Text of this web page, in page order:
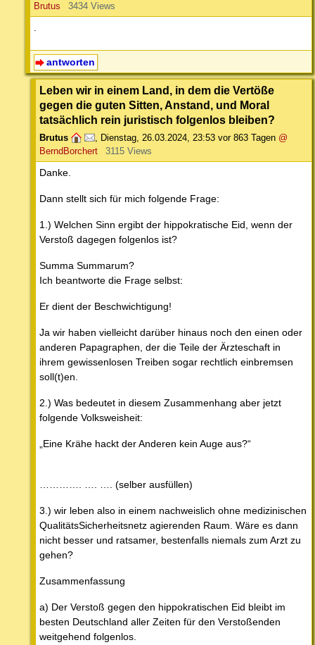
Brutus
3434 Views
.
antworten
Leben wir in einem Land, in dem die Vertöße
gegen die guten Sitten, Anstand, und Moral
tatsächlich rein juristisch folgenlos bleiben?
Brutus , Dienstag, 26.03.2024, 23:53 vor 863 Tagen @
BerndBorchert
3115 Views
Danke.
Dann stellt sich für mich folgende Frage:
1.) Welchen Sinn ergibt der hippokratische Eid, wenn der
Verstoß dagegen folgenlos ist?
Summa Summarum?
Ich beantworte die Frage selbst:
Er dient der Beschwichtigung!
Ja wir haben vielleicht darüber hinaus noch den einen oder
anderen Papagraphen, der die Teile der Ärzteschaft in
ihrem gewissenlosen Treiben sogar rechtlich einbremsen
soll(t)en.
2.) Was bedeutet in diesem Zusammenhang aber jetzt
folgende Volksweisheit:
„Eine Krähe hackt der Anderen kein Auge aus?“
…………. …. …. (selber ausfüllen)
3.) wir leben also in einem nachweislich ohne medizinischen
QualitätsSicherheitsnetz agierenden Raum. Wäre es dann
nicht besser und ratsamer, bestenfalls niemals zum Arzt zu
gehen?
Zusammenfassung
a) Der Verstoß gegen den hippokratischen Eid bleibt im
besten Deutschland aller Zeiten für den Verstoßenden
weitgehend folgenlos.